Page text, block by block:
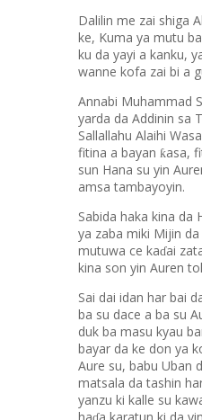
Dalilin me zai shiga
ke, Kuma ya mutu
ku da yayi a kanku,
wanne kofa zai bi a
Annabi Muhammad
yarda da Addinin sa
Sallallahu Alaihi
fitina a bayan ƙasa,
sun Hana su yin
amsa tambayoyin.
Sabida haka kina da
ya zaba miki Mijin
mutuwa ce kaɗai
kina son yin Auren
Sai dai idan har bai
ba su dace a ba su
duk ba masu kyau
bayar da ke don ya
Aure su, babu Uban
matsala da tashin
yanzu ki kalle su